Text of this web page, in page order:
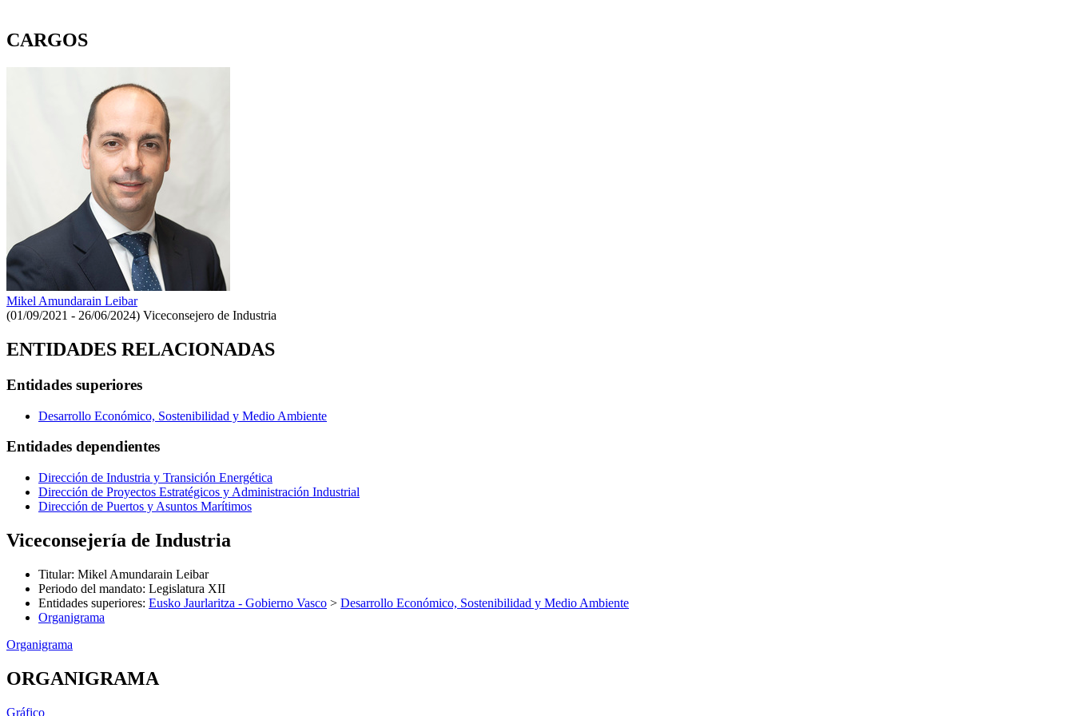
CARGOS
Mikel Amundarain Leibar
(01/09/2021 - 26/06/2024) Viceconsejero de Industria
ENTIDADES RELACIONADAS
Entidades superiores
Desarrollo Económico, Sostenibilidad y Medio Ambiente
Entidades dependientes
Dirección de Industria y Transición Energética
Dirección de Proyectos Estratégicos y Administración Industrial
Dirección de Puertos y Asuntos Marítimos
Viceconsejería de Industria
Titular: Mikel Amundarain Leibar
Periodo del mandato: Legislatura XII
Entidades superiores: Eusko Jaurlaritza - Gobierno Vasco > Desarrollo Económico, Sostenibilidad y Medio Ambiente
Organigrama
Organigrama
ORGANIGRAMA
Gráfico